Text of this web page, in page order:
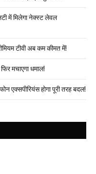
में मिलेगा नेक्स्ट लेवल
टीवी अब कम कीमत में!
मचाएगा धमाल!
एक्सपीरियंस होगा पूरी तरह बदल!